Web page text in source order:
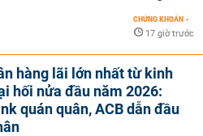
CHỨNG KHOÁN -
17 giờ trước
hàng lãi lớn nhất từ kinh
hối nửa đầu năm 2026:
quán quân, ACB dẫn đầu